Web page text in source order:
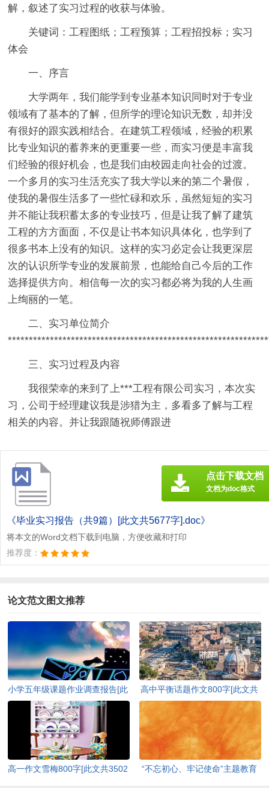
解，叙述了实习过程的收获与体验。
关键词：工程图纸；工程预算；工程招投标；实习
体会
一、序言
大学两年，我们能学到专业基本知识同时对于专业
领域有了基本的了解，但所学的理论知识无数，却并没
有很好的跟实践相结合。在建筑工程领域，经验的积累
比专业知识的蓄养来的更重要一些，而实习便是丰富我
们经验的很好机会，也是我们由校园走向社会的过渡。
一个多月的实习生活充实了我大学以来的第二个暑假，
使我的暑假生活多了一些忙碌和欢乐，虽然短短的实习
并不能让我积蓄太多的专业技巧，但是让我了解了建筑
工程的方方面面，不仅是让书本知识具体化，也学到了
很多书本上没有的知识。这样的实习必定会让我更深层
次的认识所学专业的发展前景，也能给自己今后的工作
选择提供方向。相信每一次的实习都必将为我的人生画
上绚丽的一笔。
二、实习单位简介
三、实习过程及内容
我很荣幸的来到了上***工程有限公司实习，本次实
习，公司于经理建议我是涉猎为主，多看多了解与工程
相关的内容。并让我跟随祝师傅跟进
《毕业实习报告（共9篇）[此文共5677字].doc》
将本文的Word文档下载到电脑，方便收藏和打印
推荐度：
点击下载文档
文档为doc格式
论文范文图文推荐
小学五年级课题作业调查报告[此
文共3534字]
高中平衡话题作文800字[此文共
3897字]
高一作文雪梅800字[此文共3502
“不忘初心、牢记使命”主题教育